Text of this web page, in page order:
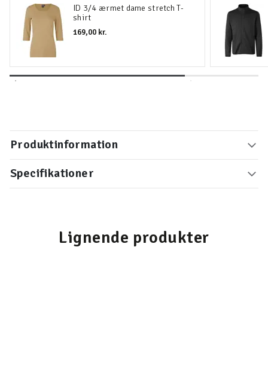
ID 3/4 ærmet dame stretch T-
shirt
169,00 kr.
Produktinformation
Specifikationer
Lignende produkter